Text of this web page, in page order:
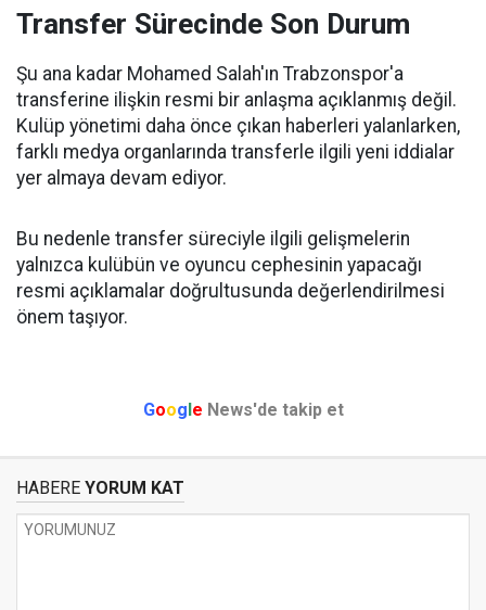
Transfer Sürecinde Son Durum
Şu ana kadar Mohamed Salah'ın Trabzonspor'a
transferine ilişkin resmi bir anlaşma açıklanmış değil.
Kulüp yönetimi daha önce çıkan haberleri yalanlarken,
farklı medya organlarında transferle ilgili yeni iddialar
yer almaya devam ediyor.
Bu nedenle transfer süreciyle ilgili gelişmelerin
yalnızca kulübün ve oyuncu cephesinin yapacağı
resmi açıklamalar doğrultusunda değerlendirilmesi
önem taşıyor.
Google News'de takip et
HABERE YORUM KAT